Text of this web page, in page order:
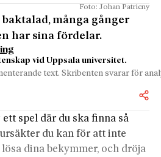
Foto: Johan Patricny
många gånger
har sina fördelar.
vid Uppsala universitet.
text. Skribenten svarar för
ett spel där du ska finna så
du kan för att inte
lösa dina bekymmer, och dröja